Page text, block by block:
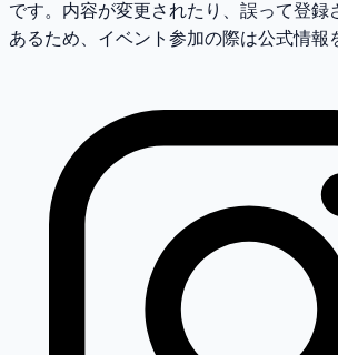
です。内容が変更されたり、誤って登録
あるため、イベント参加の際は公式情報